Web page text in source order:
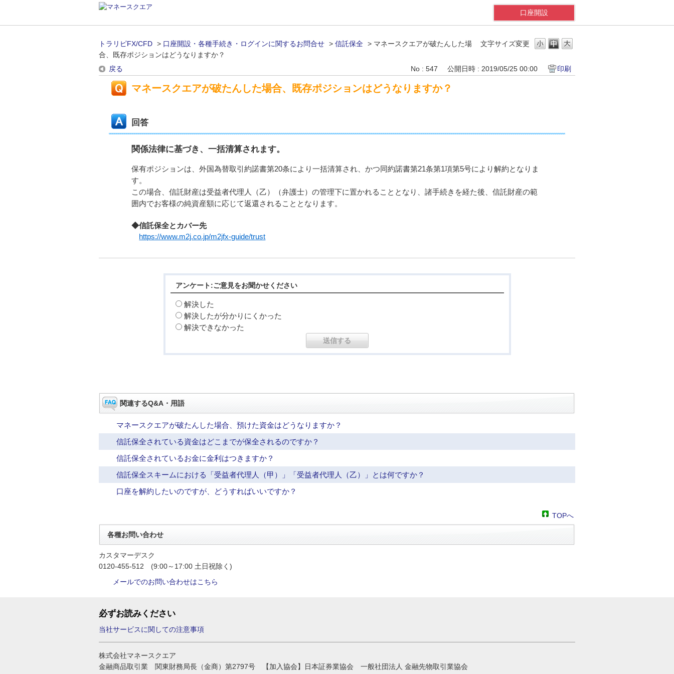
口座開設
文字サイズ変更
トラリピFX/CFD > 口座開設・各種手続き・ログインに関するお問合せ > 信託保全 > マネースクエアが破たんした場
合、既存ポジションはどうなりますか？
戻る
No : 547 公開日時 : 2019/05/25 00:00 印刷
マネースクエアが破たんした場合、既存ポジションはどうなりますか？
回答
関係法律に基づき、一括清算されます。
保有ポジションは、外国為替取引約諾書第20条により一括清算され、かつ同約諾書第21条第1項第5号により解約となりま
す。
この場合、信託財産は受益者代理人（乙）（弁護士）の管理下に置かれることとなり、諸手続きを経た後、信託財産の範
囲内でお客様の純資産額に応じて返還されることとなります。
◆信託保全とカバー先
https://www.m2j.co.jp/m2jfx-guide/trust
アンケート:ご意見をお聞かせください
解決した
解決したが分かりにくかった
解決できなかった
関連するQ&A・用語
マネースクエアが破たんした場合、預けた資金はどうなりますか？
信託保全されている資金はどこまでが保全されるのですか？
信託保全されているお金に金利はつきますか？
信託保全スキームにおける「受益者代理人（甲）」「受益者代理人（乙）」とは何ですか？
口座を解約したいのですが、どうすればいいですか？
TOPへ
各種お問い合わせ
カスタマーデスク
0120-455-512 (9:00～17:00 土日祝除く)
メールでのお問い合わせはこちら
必ずお読みください
当社サービスに関しての注意事項
株式会社マネースクエア
金融商品取引業 関東財務局長（金商）第2797号 【加入協会】日本証券業協会 一般社団法人 金融先物取引業協会